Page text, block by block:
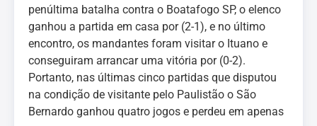
penúltima batalha contra o Boatafogo SP, o elenco
ganhou a partida em casa por (2-1), e no último
encontro, os mandantes foram visitar o Ituano e
conseguiram arrancar uma vitória por (0-2).
Portanto, nas últimas cinco partidas que disputou
na condição de visitante pelo Paulistão o São
Bernardo ganhou quatro jogos e perdeu em apenas